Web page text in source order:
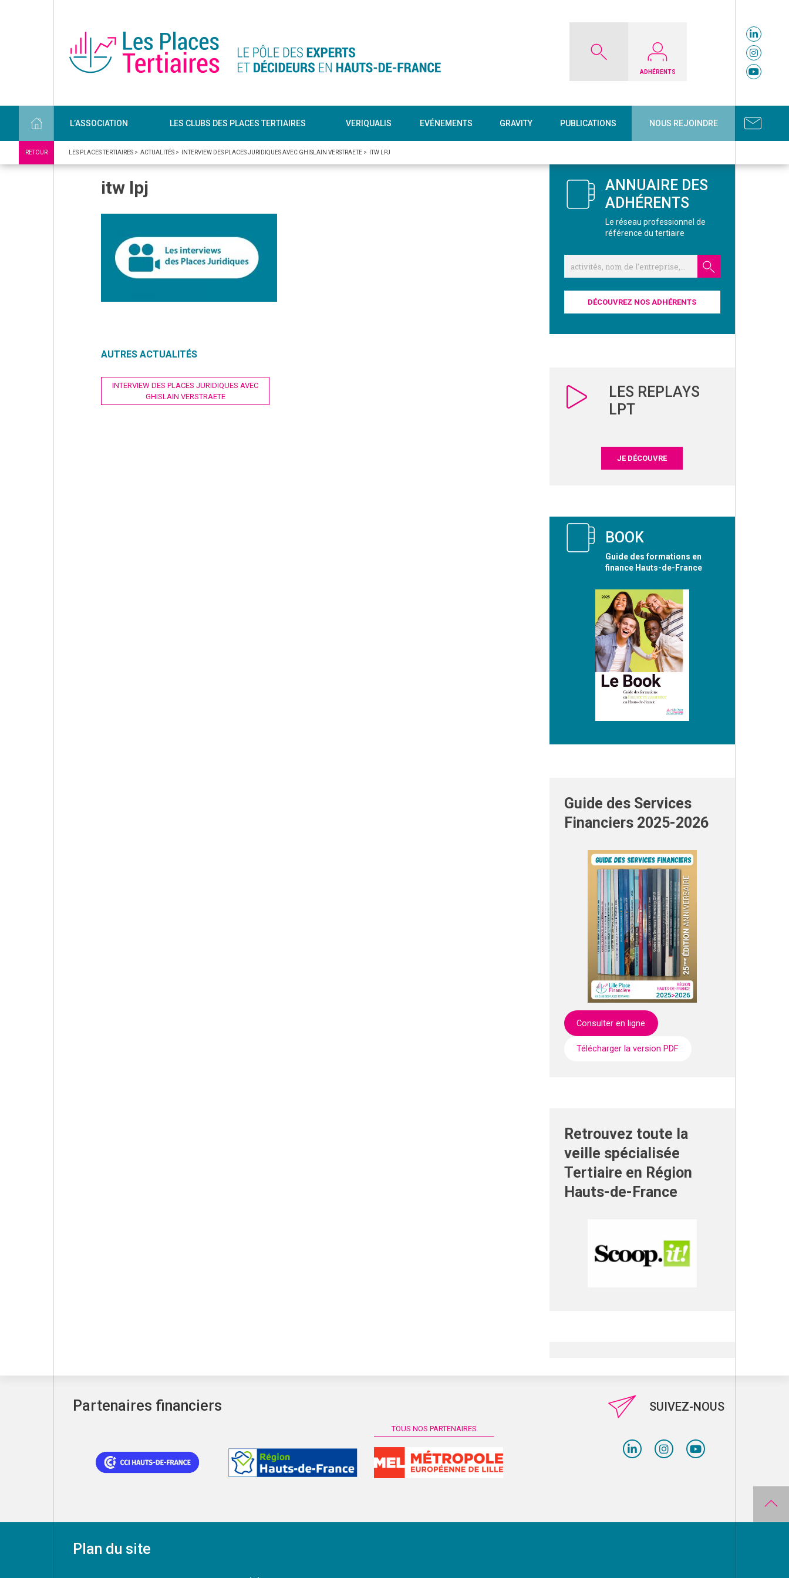
ADHÉRENTS
L’ASSOCIATION LES CLUBS DES PLACES TERTIAIRES VERIQUALIS EVÉNEMENTS GRAVITY PUBLICATIONS NOUS REJOINDRE
RETOUR LES PLACES TERTIAIRES > ACTUALITÉS > INTERVIEW DES PLACES JURIDIQUES AVEC GHISLAIN VERSTRAETE > ITW LPJ
itw lpj
AUTRES ACTUALITÉS
Navigation
de
INTERVIEW DES PLACES JURIDIQUES AVEC
GHISLAIN VERSTRAETE
ANNUAIRE DES
ADHÉRENTS
Le réseau professionnel de
référence du tertiaire
DÉCOUVREZ NOS ADHÉRENTS
LES REPLAYS
LPT
JE DÉCOUVRE
BOOK
Guide des formations en
finance Hauts-de-France
Guide des Services
Financiers 2025-2026
Consulter en ligne
Télécharger la version PDF
Retrouvez toute la
veille spécialisée
Tertiaire en Région
Hauts-de-France
Partenaires financiers
TOUS NOS PARTENAIRES
SUIVEZ-NOUS
Plan du site